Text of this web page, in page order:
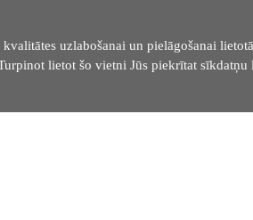
kvalitātes uzlabošanai un pielāgošanai
lietot šo vietni Jūs piekrītat sīkdatņu